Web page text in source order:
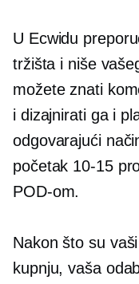
U Ecwidu
tržišta i niše
možete znati
i dizajnirati ga i
odgovarajući
početak 10-15
POD-om.
Nakon što su
kupnju, vaša